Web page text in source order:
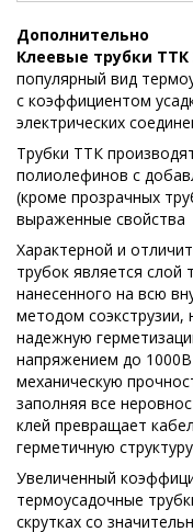
Дополнительно
Клеевые трубки ТТК
популярный вид
с коэффициентом
электрических
Трубки ТТК
полиолефинов с
(кроме прозрачных
выраженные свойства
Характерной и
трубок является слой
нанесенного на всю
методом соэкструзии,
надежную
напряжением до
механическую
заполняя все
клей превращает
герметичную
Увеличенный
термоусадочные
скрутках со